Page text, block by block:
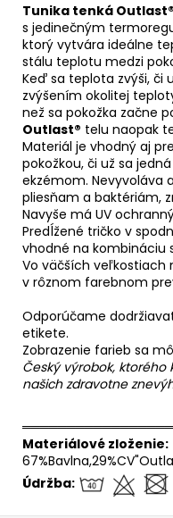
Tunika tenká Outlast®
s jedinečným
ktorý vytvára ideálne
stálu teplotu medzi
Keď sa teplota zvýši, či
zvýšením okolitej
než sa pokožka začne
Outlast® telu naopak
Materiál je vhodný aj
pokožkou, či už sa
ekzémom. Nevyvoláva
pliesňam a baktériám,
Navyše má UV
Predĺžené tričko v
vhodné na kombináciu
Vo väčších veľkostiach
v rôznom farebnom
Odporúčame
etikete.
Zobrazenie farieb sa
Český výrobok,
našich zdravotne
Materiálové zloženie:
Údržba: